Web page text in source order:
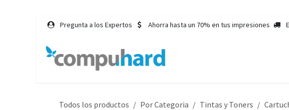
Ir al contenido Pregunta a los Expertos Ahorra hasta un 70% en tus impresiones
Todos los productos Por Categoria Tintas y Toners